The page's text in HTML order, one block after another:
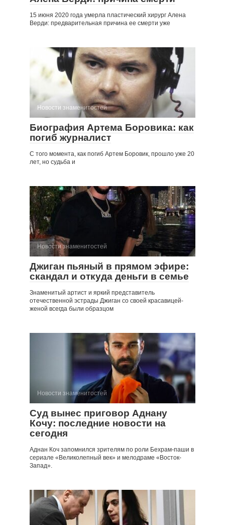
15 июня 2020 года умерла пластический хирург Алена
Верди: предварительная причина ее смерти уже
Новости знаменитостей
Биография Артема Боровика: как
погиб журналист
С того момента, как погиб Артем Боровик, прошло уже 20
лет, но судьба и
Новости знаменитостей
Джиган пьяный в прямом эфире:
скандал и откуда деньги в семье
Знаменитый артист и яркий представитель
отечественной эстрады Джиган со своей красавицей-
женой всегда были образцом
Новости знаменитостей
Суд вынес приговор Аднану
Кочу: последние новости на
сегодня
Аднан Коч запомнился зрителям по роли Бехрам-паши в
сериале «Великолепный век» и мелодраме «Восток-
Запад».